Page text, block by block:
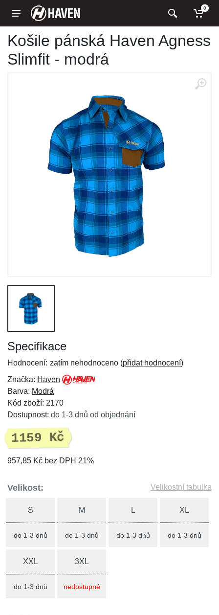
0
Košile pánská Haven Agness
Slimfit - modrá
Specifikace
Hodnocení: zatím nehodnoceno (přidat hodnocení)
Značka: Haven
Barva: Modrá
Kód zboží: 2170
Dostupnost: do 1-3 dnů od objednání
1159 Kč
957,85 Kč bez DPH 21%
Velikost: Velikostní tabulka
S
do 1-3 dnů
M
do 1-3 dnů
L
do 1-3 dnů
XL
do 1-3 dnů
XXL
do 1-3 dnů
3XL
nedostupné